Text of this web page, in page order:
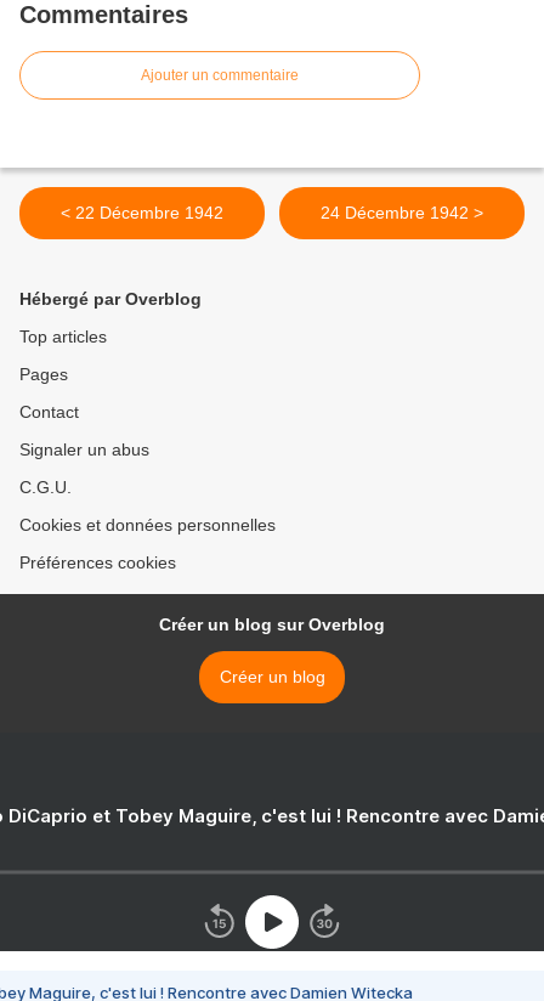
Commentaires
Ajouter un commentaire
< 22 Décembre 1942 24 Décembre 1942 >
Hébergé par Overblog
Top articles
Pages
Contact
Signaler un abus
C.G.U.
Cookies et données personnelles
Préférences cookies
Créer un blog sur Overblog
Créer un blog
DiCaprio et Tobey Maguire, c'est lui ! Rencontre avec
Maguire, c'est lui ! Rencontre avec Damien Witecka